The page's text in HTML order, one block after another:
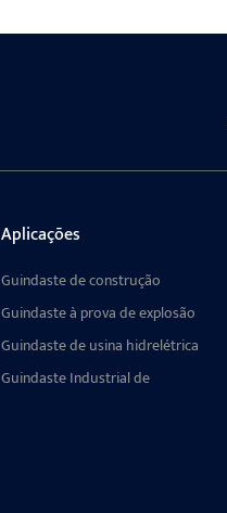
Aplicações
Guindaste de construção
Guindaste à prova de explosão
Guindaste de usina hidrelétrica
Guindaste Industrial de